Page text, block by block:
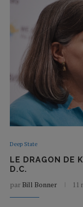
Deep State
LE DRAGON DE
D.C.
par Bill Bonner 11